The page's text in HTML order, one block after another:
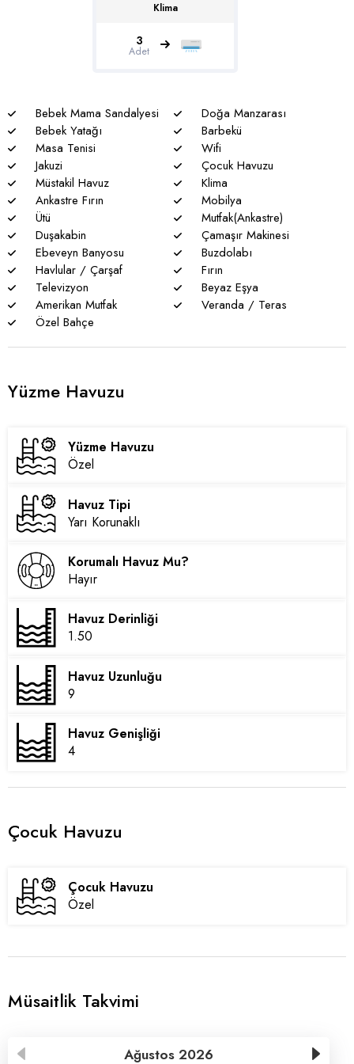
yapılmaktadır. Bütün önlemlere rağmen çevrede kelebek,
garantisi verememekteyiz. Bu villalarımızda her zaman %5
sakınma payı mevcuttur.
* Villalarımızda yaz aylarında yoğun nüfus artışı nedeniyle
nadiren de olsa elektrik ve su kesintileri yaşanabilmektedir.
Klima
3
Adet
Bebek Mama Sandalyesi
Doğa Manzarası
Bebek Yatağı
Barbekü
Masa Tenisi
Wifi
Jakuzi
Çocuk Havuzu
Müstakil Havuz
Klima
Ankastre Fırın
Mobilya
Ütü
Mutfak(Ankastre)
Duşakabin
Çamaşır Makinesi
Ebeveyn Banyosu
Buzdolabı
Havlular / Çarşaf
Fırın
Televizyon
Beyaz Eşya
Amerikan Mutfak
Veranda / Teras
Özel Bahçe
Yüzme Havuzu
Yüzme Havuzu
Özel
Havuz Tipi
Yarı Korunaklı
Korumalı Havuz Mu?
Hayır
Havuz Derinliği
1.50
Havuz Uzunluğu
9
Havuz Genişliği
4
Çocuk Havuzu
Çocuk Havuzu
Özel
Müsaitlik Takvimi
Ağustos 2026